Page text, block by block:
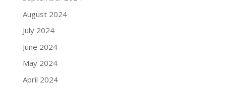
August 2024
July 2024
June 2024
May 2024
April 2024